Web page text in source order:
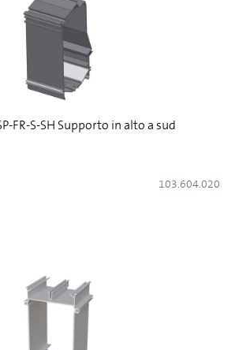
FR-S-SH Supporto in alto a sud
103.604.020